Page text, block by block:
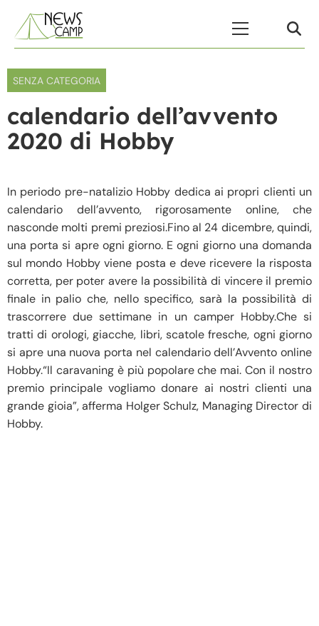
SENZA CATEGORIA
calendario dell’avvento
2020 di Hobby
In periodo pre-natalizio Hobby dedica ai propri clienti un
calendario dell’avvento, rigorosamente online, che
nasconde molti premi preziosi.Fino al 24 dicembre, quindi,
una porta si apre ogni giorno. E ogni giorno una domanda
sul mondo Hobby viene posta e deve ricevere la risposta
corretta, per poter avere la possibilità di vincere il premio
finale in palio che, nello specifico, sarà la possibilità di
trascorrere due settimane in un camper Hobby.Che si
tratti di orologi, giacche, libri, scatole fresche, ogni giorno
si apre una nuova porta nel calendario dell’Avvento online
Hobby.“Il caravaning è più popolare che mai. Con il nostro
premio principale vogliamo donare ai nostri clienti una
grande gioia”, afferma Holger Schulz, Managing Director di
Hobby.